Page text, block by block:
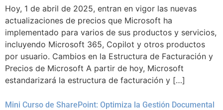
Hoy, 1 de abril de 2025, entran en vigor las nuevas
actualizaciones de precios que Microsoft ha
implementado para varios de sus productos y servicios,
incluyendo Microsoft 365, Copilot y otros productos
por usuario. Cambios en la Estructura de Facturación y
Precios de Microsoft A partir de hoy, Microsoft
estandarizará la estructura de facturación y […]
Mini Curso de SharePoint: Optimiza la Gestión Documental